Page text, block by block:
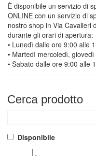
È disponibile un servizio di
ONLINE con un servizio di
nostro shop in Via Cavalieri
durante gli orari di apertura:
• Lunedì dalle ore 9:00 alle
• Martedì mercoledì,
• Sabato dalle ore 9:00 alle
Cerca prodotto
Disponibile